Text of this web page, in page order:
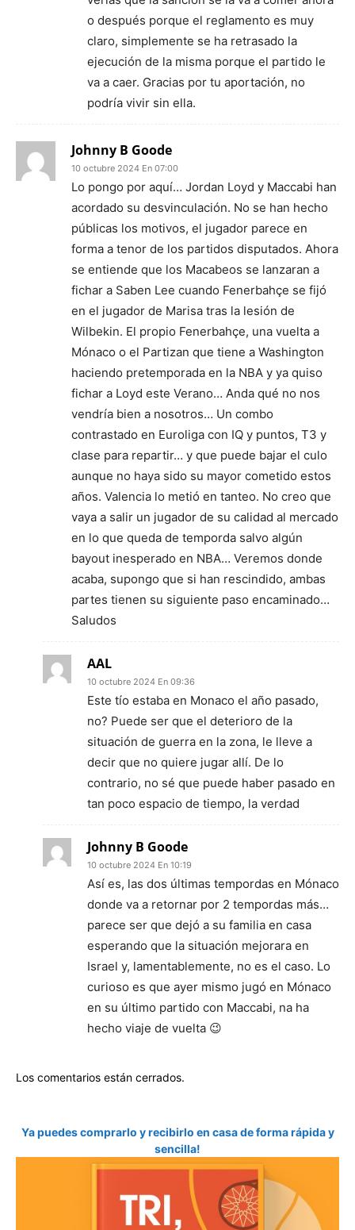
o después porque el reglamento es muy
claro, simplemente se ha retrasado la
ejecución de la misma porque el partido le
va a caer. Gracias por tu aportación, no
podría vivir sin ella.
Johnny B Goode
10 octubre 2024 En 07:00
Lo pongo por aquí… Jordan Loyd y Maccabi han
acordado su desvinculación. No se han hecho
públicas los motivos, el jugador parece en
forma a tenor de los partidos disputados. Ahora
se entiende que los Macabeos se lanzaran a
fichar a Saben Lee cuando Fenerbahçe se fijó
en el jugador de Marisa tras la lesión de
Wilbekin. El propio Fenerbahçe, una vuelta a
Mónaco o el Partizan que tiene a Washington
haciendo pretemporada en la NBA y ya quiso
fichar a Loyd este Verano… Anda qué no nos
vendría bien a nosotros… Un combo
contrastado en Euroliga con IQ y puntos, T3 y
clase para repartir… y que puede bajar el culo
aunque no haya sido su mayor cometido estos
años. Valencia lo metió en tanteo. No creo que
vaya a salir un jugador de su calidad al mercado
en lo que queda de temporda salvo algún
bayout inesperado en NBA… Veremos donde
acaba, supongo que si han rescindido, ambas
partes tienen su siguiente paso encaminado…
Saludos
AAL
10 octubre 2024 En 09:36
Este tío estaba en Monaco el año pasado,
no? Puede ser que el deterioro de la
situación de guerra en la zona, le lleve a
decir que no quiere jugar allí. De lo
contrario, no sé que puede haber pasado en
tan poco espacio de tiempo, la verdad
Johnny B Goode
10 octubre 2024 En 10:19
Así es, las dos últimas tempordas en Mónaco
donde va a retornar por 2 tempordas más…
parece ser que dejó a su familia en casa
esperando que la situación mejorara en
Israel y, lamentablemente, no es el caso. Lo
curioso es que ayer mismo jugó en Mónaco
en su último partido con Maccabi, na ha
hecho viaje de vuelta 😉
Los comentarios están cerrados.
Ya puedes comprarlo y recibirlo en casa de forma rápida y
sencilla!